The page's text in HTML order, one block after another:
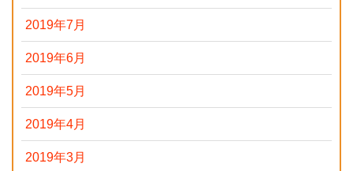
2019年7月
2019年6月
2019年5月
2019年4月
2019年3月